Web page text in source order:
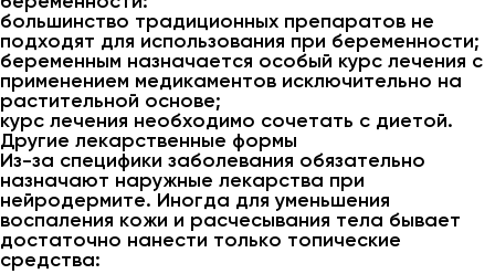
большинство традиционных препаратов не
подходят для использования при беременности;
беременным назначается особый курс лечения с
применением медикаментов исключительно на
растительной основе;
курс лечения необходимо сочетать с диетой.
Другие лекарственные формы
Из-за специфики заболевания обязательно
назначают наружные лекарства при
нейродермите. Иногда для уменьшения
воспаления кожи и расчесывания тела бывает
достаточно нанести только топические
средства: